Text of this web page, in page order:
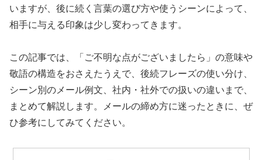
いますが、後に続く言葉の選び方や使うシーンによって、
相手に与える印象は少し変わってきます。
この記事では、「ご不明な点がございましたら」の意味や
敬語の構造をおさえたうえで、後続フレーズの使い分け、
シーン別のメール例文、社内・社外での扱いの違いまで、
まとめて解説します。メールの締め方に迷ったときに、ぜ
ひ参考にしてみてください。